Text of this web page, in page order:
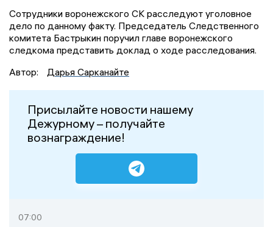
Сотрудники воронежского СК расследуют уголовное
дело по данному факту. Председатель Следственного
комитета Бастрыкин поручил главе воронежского
следкома представить доклад о ходе расследования.
Автор:
Дарья Сарканайте
Присылайте новости нашему
Дежурному – получайте
вознаграждение!
07:00